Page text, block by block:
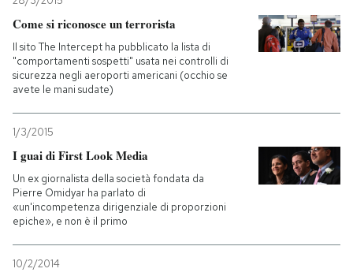
Come si riconosce un terrorista
Il sito The Intercept ha pubblicato la lista di
"comportamenti sospetti" usata nei controlli di
sicurezza negli aeroporti americani (occhio se
avete le mani sudate)
1/3/2015
I guai di First Look Media
Un ex giornalista della società fondata da
Pierre Omidyar ha parlato di
«un'incompetenza dirigenziale di proporzioni
epiche», e non è il primo
10/2/2014